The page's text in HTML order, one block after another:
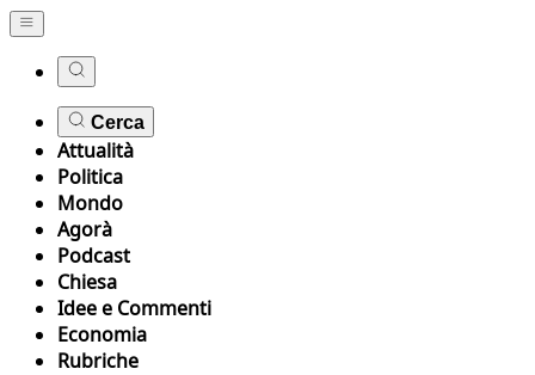
Cerca
Attualità
Politica
Mondo
Agorà
Podcast
Chiesa
Idee e Commenti
Economia
Rubriche